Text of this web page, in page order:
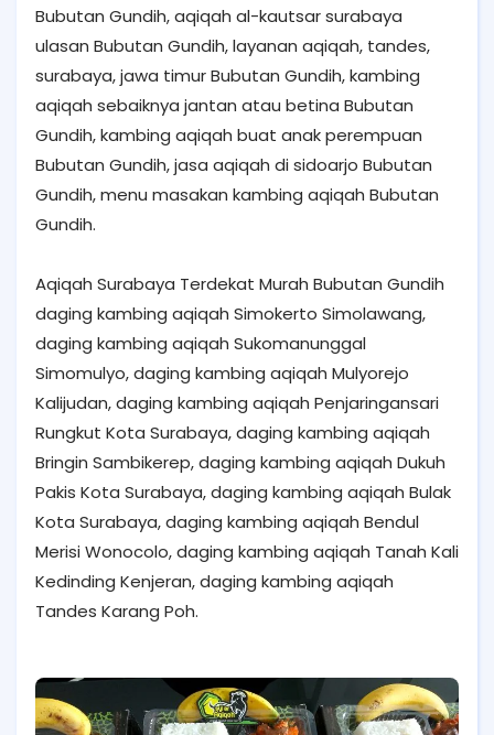
Bubutan Gundih, aqiqah al-kautsar surabaya
ulasan Bubutan Gundih, layanan aqiqah, tandes,
surabaya, jawa timur Bubutan Gundih, kambing
aqiqah sebaiknya jantan atau betina Bubutan
Gundih, kambing aqiqah buat anak perempuan
Bubutan Gundih, jasa aqiqah di sidoarjo Bubutan
Gundih, menu masakan kambing aqiqah Bubutan
Gundih.
Aqiqah Surabaya Terdekat Murah Bubutan Gundih
daging kambing aqiqah Simokerto Simolawang,
daging kambing aqiqah Sukomanunggal
Simomulyo, daging kambing aqiqah Mulyorejo
Kalijudan, daging kambing aqiqah Penjaringansari
Rungkut Kota Surabaya, daging kambing aqiqah
Bringin Sambikerep, daging kambing aqiqah Dukuh
Pakis Kota Surabaya, daging kambing aqiqah Bulak
Kota Surabaya, daging kambing aqiqah Bendul
Merisi Wonocolo, daging kambing aqiqah Tanah Kali
Kedinding Kenjeran, daging kambing aqiqah
Tandes Karang Poh.